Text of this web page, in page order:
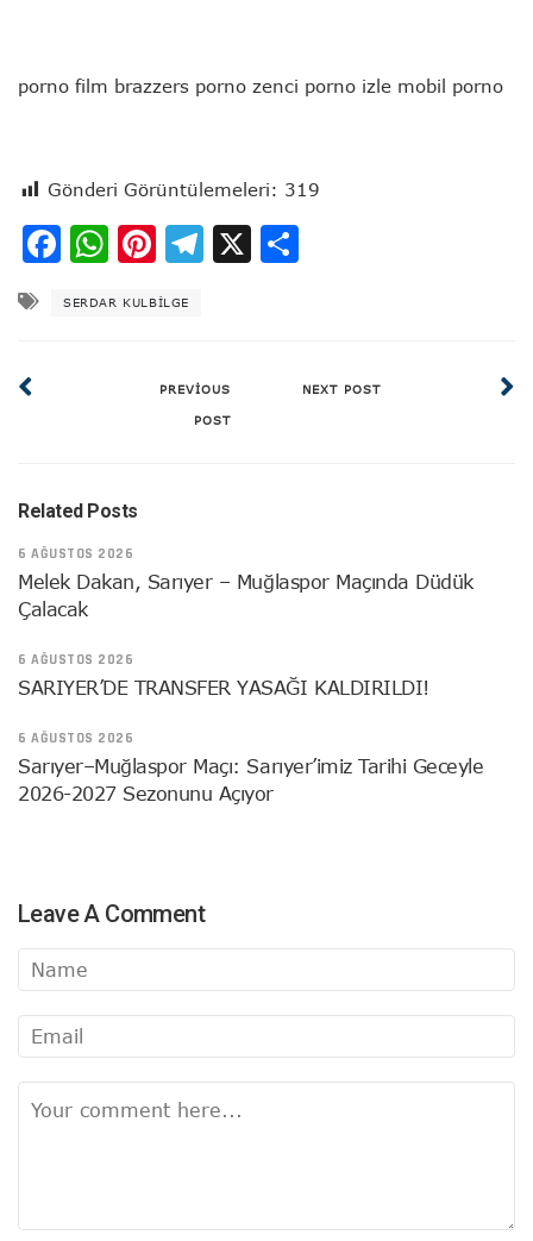
porno film brazzers porno zenci porno izle mobil porno
Gönderi Görüntülemeleri: 319
Facebook
WhatsApp
Pinterest
Telegram
X
SERDAR KULBILGE
PREVIOUS
POST
NEXT POST
Related Posts
6 AĞUSTOS 2026
Melek Dakan, Sarıyer – Muğlaspor Maçında Düdük
Çalacak
6 AĞUSTOS 2026
SARIYER’DE TRANSFER YASAĞI KALDIRILDI!
6 AĞUSTOS 2026
Sarıyer–Muğlaspor Maçı: Sarıyer’imiz Tarihi Geceyle
2026-2027 Sezonunu Açıyor
Leave A Comment